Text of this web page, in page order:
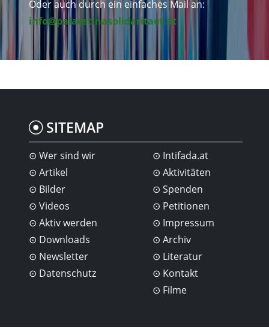
Oder auch durch ein einfaches Mail an:
info@palaestinasolidaritaet.at
SITEMAP
Wer sind wir
Artikel
Bilder
Videos
Intifada.at
Aktivitäten
Spenden
Petitionen
Aktiv werden
Downloads
Newsletter
Datenschutz
Impressum
Archiv
Literatur
Kontakt
Filme